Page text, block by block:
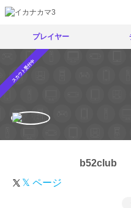
プレイヤー
スカウト受付中
b52club
𝕏 ページ